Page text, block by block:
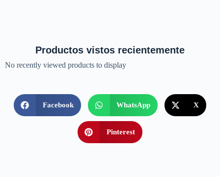
Productos vistos recientemente
No recently viewed products to display
Facebook WhatsApp X
Pinterest